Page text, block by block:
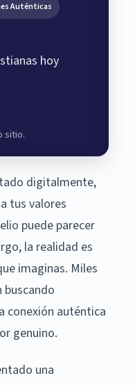
Auténticas
hoy
sitio.
digitalmente,
tus valores
puede parecer
la realidad es
imaginas. Miles
buscando
conexión auténtica
genuino.
una